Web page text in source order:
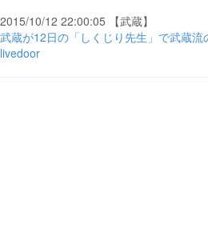
2015/10/12 22:00:05 【武蔵】
武蔵が12日の「しくじり先生」で武蔵
livedoor